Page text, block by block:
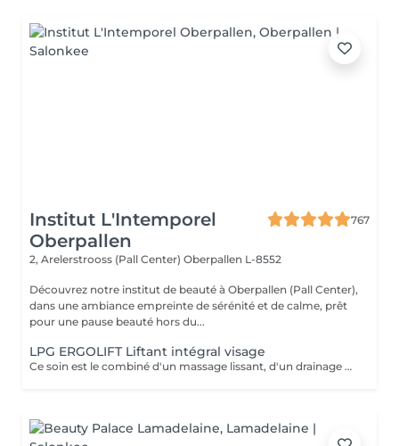
Institut L'Intemporel
Oberpallen
767
2, Arelerstrooss (Pall Center) Oberpallen L-8552
Découvrez notre institut de beauté à Oberpallen (Pall Center),
dans une ambiance empreinte de sérénité et de calme, prêt
pour une pause beauté hors du...
LPG ERGOLIFT Liftant intégral visage
Ce soin est le combiné d'un massage lissant, d'un drainage manuel et de l'Ergolift en programme « fermeté ». Pourquoi et pour qui? Les différentes techniques travaillent les attaches musculaires pour un effet liftant, un éclat immédiat et il opère une réoxygénation des muscles ainsi qu'une amélioration de l'élasticité de la peau. Vous cherchez un soin fermeté accompagné d'une détente totale? Alors il est pour vous.